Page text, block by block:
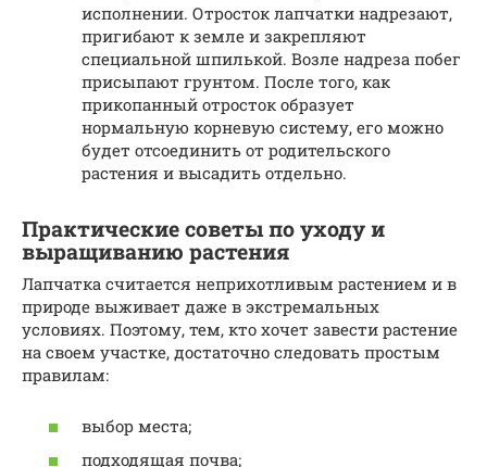
исполнении. Отросток лапчатки надрезают,
пригибают к земле и закрепляют
специальной шпилькой. Возле надреза побег
присыпают грунтом. После того, как
прикопанный отросток образует
нормальную корневую систему, его можно
будет отсоединить от родительского
растения и высадить отдельно.
Практические советы по уходу и
выращиванию растения
Лапчатка считается неприхотливым растением и в
природе выживает даже в экстремальных
условиях. Поэтому, тем, кто хочет завести растение
на своем участке, достаточно следовать простым
правилам:
выбор места;
подходящая почва;